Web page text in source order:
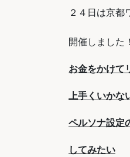
２４日は京都
開催しました！
お金をかけて
上手くいかな
ペルソナ設定
してみたい